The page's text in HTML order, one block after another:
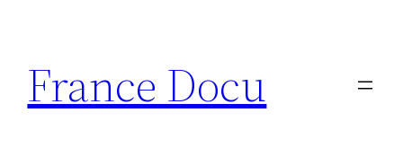
contenu
France Docu